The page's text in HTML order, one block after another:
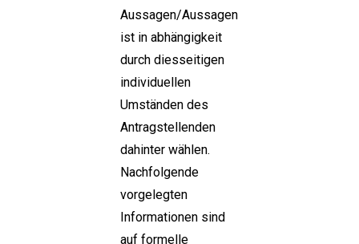
Aussagen/Aussagen
ist in abhängigkeit
durch diesseitigen
individuellen
Umständen des
Antragstellenden
dahinter wählen.
Nachfolgende
vorgelegten
Informationen sind
auf formelle